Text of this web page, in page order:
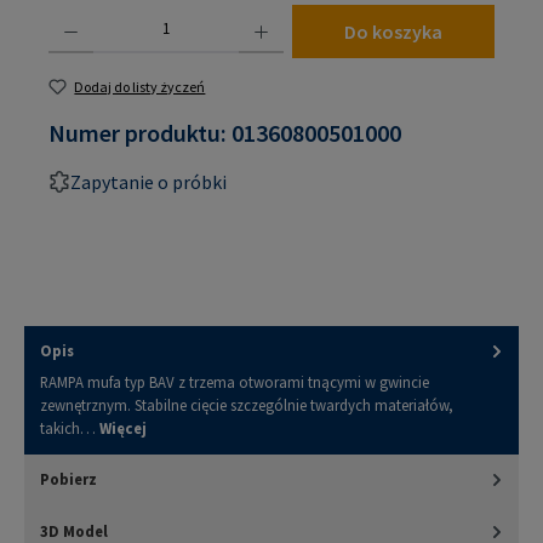
Do koszyka
Dodaj do listy życzeń
Numer produktu: 01360800501000
Zapytanie o próbki
Opis
RAMPA mufa typ BAV z trzema otworami tnącymi w gwincie
zewnętrznym. Stabilne cięcie szczególnie twardych materiałów,
takich… Więcej
Pobierz
3D Model